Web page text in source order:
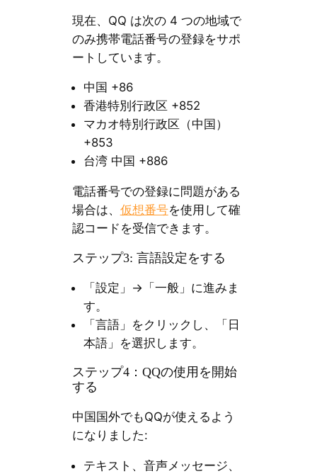
現在、QQ は次の 4 つの地域で
のみ携帯電話番号の登録をサポ
ートしています。
中国 +86
香港特別行政区 +852
マカオ特別行政区（中国）
+853
台湾 中国 +886
電話番号での登録に問題がある
場合は、 仮想番号を使用して確
認コードを受信できます。
ステップ3: 言語設定をする
「設定」→「一般」に進みま
す。
「言語」をクリックし、「日
本語」を選択します。
ステップ4：QQの使用を開始
する
中国国外でもQQが使えるよう
になりました:
テキスト、音声メッセージ、